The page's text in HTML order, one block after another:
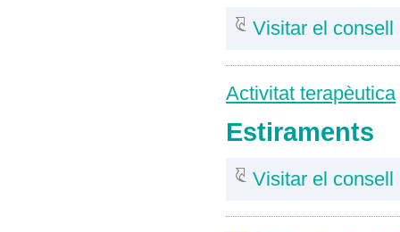
Visitar el consell
Activitat terapèutica
Estiraments
Visitar el consell